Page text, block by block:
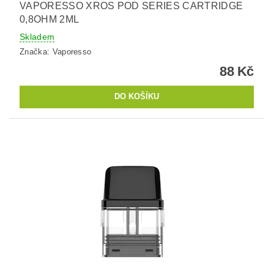
VAPORESSO XROS POD SERIES CARTRIDGE
0,8OHM 2ML
Skladem
Značka: Vaporesso
88 Kč